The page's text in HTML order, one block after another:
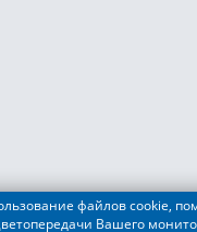
файлов cookie,
Вашего